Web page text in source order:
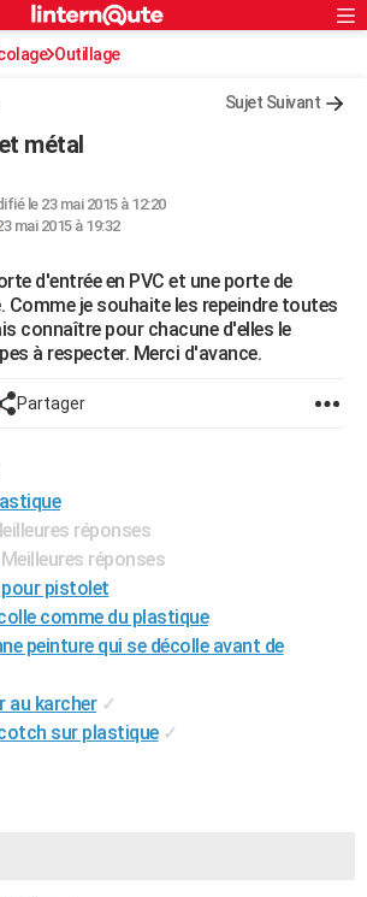
S'inscrire
Connexion
Outillage
Sujet Suivant
métal
le 23 mai 2015 à 12:20
mai 2015 à 19:32
d'entrée en PVC et une porte de
Comme je souhaite les repeindre toutes
connaître pour chacune d'elles le
à respecter. Merci d'avance.
Partager
réponses
réponses
pour pistolet
comme du plastique
peinture qui se décolle avant de
au karcher ✓
sur plastique ✓